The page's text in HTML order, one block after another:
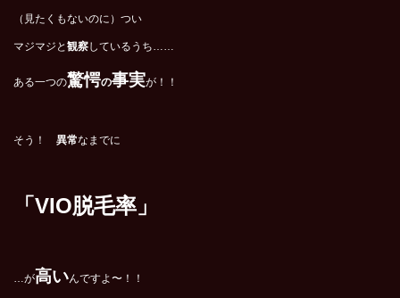
（見たくもないのに）つい
マジマジと観察しているうち……
ある一つの驚愕の事実が！！
そう！ 異常なまでに
「VIO脱毛率」
…が高いんですよ〜！！